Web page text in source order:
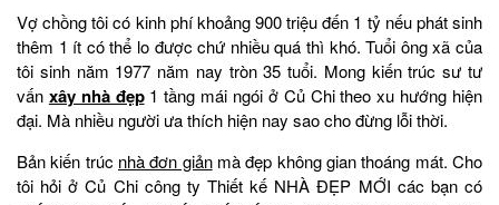
Vợ chồng tôi có kinh phí khoảng 900 triệu đến 1 tỷ nếu phát sinh
thêm 1 ít có thể lo được chứ nhiều quá thì khó. Tuổi ông xã của
tôi sinh năm 1977 năm nay tròn 35 tuổi. Mong kiến trúc sư tư
vấn xây nhà đẹp1 tầng mái ngói ở Củ Chi theo xu hướng hiện
đại. Mà nhiều người ưa thích hiện nay sao cho đừng lỗi thời.
Bản kiến trúc nhà đơn giảnmà đẹp không gian thoáng mát. Cho
tôi hỏi ở Củ Chi công ty Thiết kế NHÀ ĐẸP MỚI các bạn có